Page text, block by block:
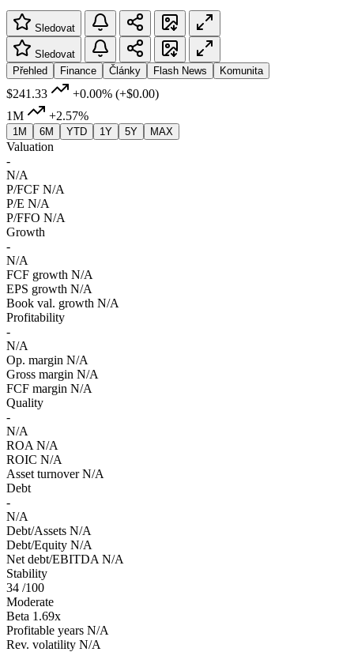
Sledovat
Sledovat
Přehled
Finance Články Flash News Komunita
$241.33 +0.00% (+$0.00)
1M
+2.57%
1M 6M YTD 1Y 5Y MAX
Valuation
-
N/A
P/FCF N/A
P/E N/A
P/FFO N/A
Growth
-
N/A
FCF growth N/A
EPS growth N/A
Book val. growth N/A
Profitability
-
N/A
Op. margin N/A
Gross margin N/A
FCF margin N/A
Quality
-
N/A
ROA N/A
ROIC N/A
Asset turnover N/A
Debt
-
N/A
Debt/Assets N/A
Debt/Equity N/A
Net debt/EBITDA N/A
Stability
34 /100
Moderate
Beta 1.69x
Profitable years N/A
Rev. volatility N/A